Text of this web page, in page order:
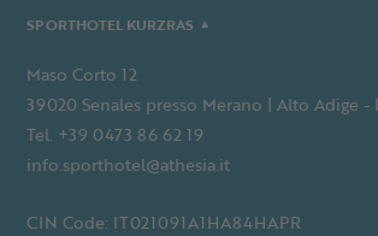
SPORTHOTEL KURZRAS
Maso Corto 12
39020 Senales presso Merano | Alto Adige -
Tel. +39 0473 86 62 19
info.sporthotel@athesia.it
CIN Code: IT021091A1HA84HAPR